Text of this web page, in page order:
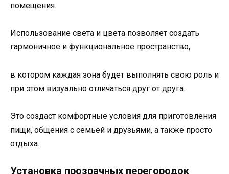
помещения.
Использование света и цвета позволяет создать
гармоничное и функциональное пространство,
в котором каждая зона будет выполнять свою роль и
при этом визуально отличаться друг от друга.
Это создаст комфортные условия для приготовления
пищи, общения с семьей и друзьями, а также просто
отдыха.
Установка прозрачных перегородок